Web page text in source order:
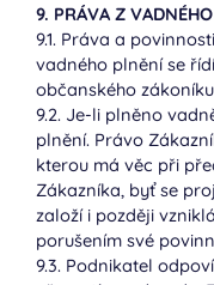
9. PRÁVA Z
9.1. Práva a
vadného plnění se
občanského
9.2. Je-li plněno
plnění. Právo
kterou má věc při
Zákazníka, byť se
založí i později
porušením své
9.3. Podnikatel